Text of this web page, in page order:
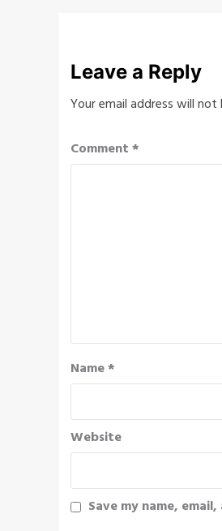
Leave a Reply
Your email address will not
Comment*
Name*
Website
Save my name,